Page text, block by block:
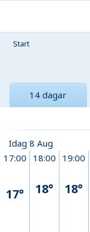
Start
14 dagar
Idag 8 Aug
17:00
17°
18:00
18°
19:00
18°